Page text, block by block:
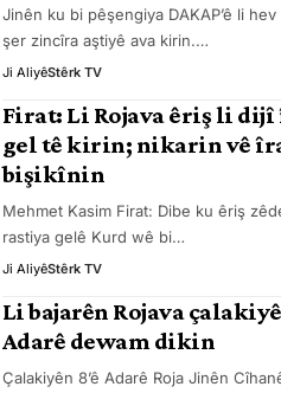
Jinên ku bi pêşengiya DAKAP’ê li
şer zincîra aştiyê ava kirin.…
Ji AliyêStêrk TV
Firat: Li Rojava êriş li dijî
gel tê kirin; nikarin vê
bişikînin
Mehmet Kasim Firat: Dibe ku êriş
rastiya gelê Kurd wê bi…
Ji AliyêStêrk TV
Li bajarên Rojava
Adarê dewam dikin
Çalakiyên 8’ê Adarê Roja Jinên